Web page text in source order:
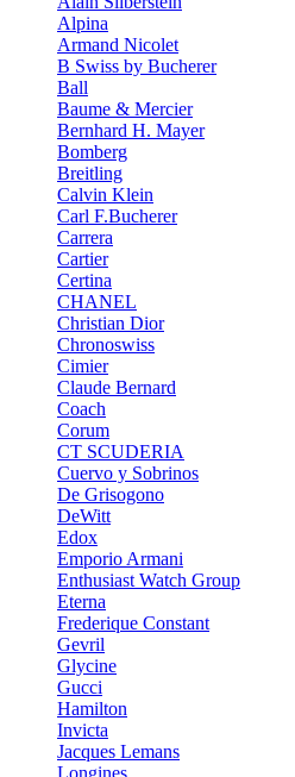
Alpina
Armand Nicolet
B Swiss by Bucherer
Ball
Baume & Mercier
Bernhard H. Mayer
Bomberg
Breitling
Calvin Klein
Carl F.Bucherer
Carrera
Cartier
Certina
CHANEL
Christian Dior
Chronoswiss
Cimier
Claude Bernard
Coach
Corum
CT SCUDERIA
Cuervo y Sobrinos
De Grisogono
DeWitt
Edox
Emporio Armani
Enthusiast Watch Group
Eterna
Frederique Constant
Gevril
Glycine
Gucci
Hamilton
Invicta
Jacques Lemans
Longines